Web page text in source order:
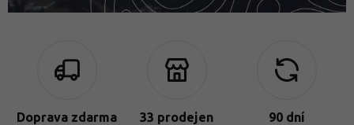
Doprava zdarma
33 prodejen
90 dní